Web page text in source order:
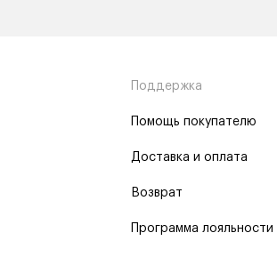
Поддержка
Помощь покупателю
Доставка и оплата
Возврат
Программа лояльности